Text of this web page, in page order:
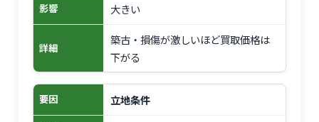
影響 大きい
詳細
築古・損傷が激しいほど買取価格は
下がる
要因 立地条件